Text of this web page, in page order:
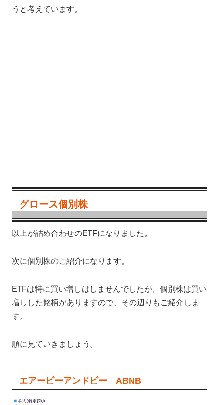
うと考えています。
グロース個別株
以上が詰め合わせのETFになりました。
次に個別株のご紹介になります。
ETFは特に買い増しはしませんでしたが、個別株は買い
増しした銘柄がありますので、その辺りもご紹介しま
す。
順に見ていきましょう。
エアービーアンドビー ABNB